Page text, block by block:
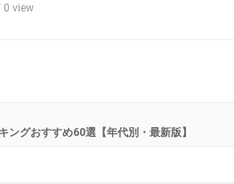
0 view
ングおすすめ60選【年代別・最新版】